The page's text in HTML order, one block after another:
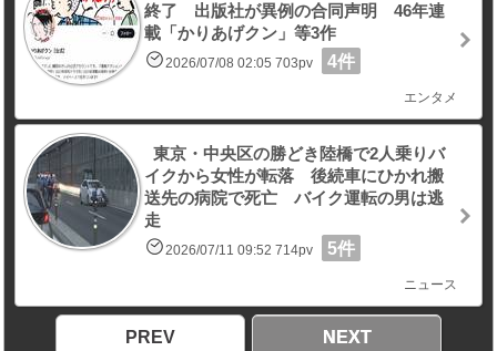
終了 出版社が異例の合同声明 46年連
載「かりあげクン」等3作
2026/07/08 02:05 703pv 4件
エンタメ
東京・中央区の勝どき陸橋で2人乗りバ
イクから女性が転落 後続車にひかれ搬
送先の病院で死亡 バイク運転の男は逃
走
2026/07/11 09:52 714pv 5件
ニュース
PREV NEXT